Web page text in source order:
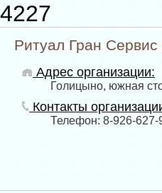
Ритуал Гран Сервис
Адрес организации:
Голицыно, южная
Контакты
Телефон: 8-926-627-